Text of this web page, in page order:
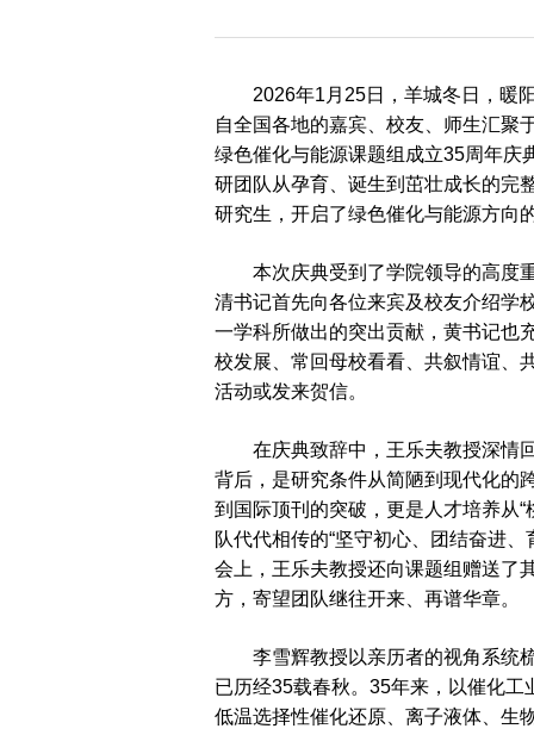
2026年1月25日，羊城冬日，暖
自全国各地的嘉宾、校友、师生汇
绿色催化与能源课题组成立35周年庆
研团队从孕育、诞生到茁壮成长的完
研究生，开启了绿色催化与能源方向
本次庆典受到了学院领导的高度
清书记首先向各位来宾及校友介绍学
一学科所做出的突出贡献，黄书记也
校发展、常回母校看看、共叙情谊、
活动或发来贺信。
在庆典致辞中，王乐夫教授深情
背后，是研究条件从简陋到现代化的
到国际顶刊的突破，更是人才培养从
队代代相传的“坚守初心、团结奋进
会上，王乐夫教授还向课题组赠送了
方，寄望团队继往开来、再谱华章。
李雪辉教授以亲历者的视角系统
已历经35载春秋。35年来，以催化
低温选择性催化还原、离子液体、生